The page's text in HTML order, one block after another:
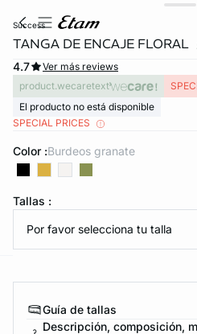
DE PANTIES
ahora
success
TANGA DE ENCAJE FLORAL
4.7
Ver más reviews
product.wecaretext
El producto no está disponible
SPECIAL PRICES
Color : burdeos granate
Tallas :
Por favor selecciona tu talla
Guía de tallas
Descripción, composición,